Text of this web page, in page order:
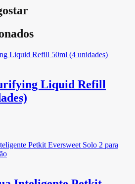
Liquid Refill